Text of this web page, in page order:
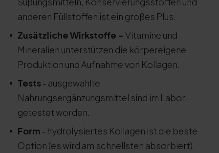
anderen Füllstoffen ist ein großes Plus.
Zusätzliche Wirkstoffe - Vitamine und
Mineralien unterstützen die körpereigene
Produktion und Aufnahme von Kollagen.
Tests - ausgewählte
Nahrungsergänzungsmittel sind im Labor
getestet worden.
Form- hydrolysiertes Kollagen ist die beste
Option (es wird am schnellsten absorbiert).